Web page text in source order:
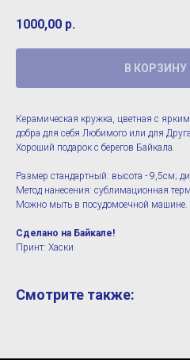
1000,00 р.
В КОРЗИНУ
Керамическая кружка, цветная с
добра для себя Любимого или для
Хороший подарок с берегов Байкала.
Размер стандартный: высота - 9,5см;
Метод нанесения: сублимационная
Можно мыть в посудомоечной машине.
Сделано на Байкале!
Принт: Хаски
Смотрите также: